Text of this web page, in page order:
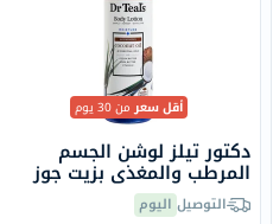
أقل سعرمن 30 يوم
دكتور تيلز لوشن الجسم
المرطب والمغذي بزيت جوز
الهند والزيوت العطرية 532
ملالتوصيل اليوم